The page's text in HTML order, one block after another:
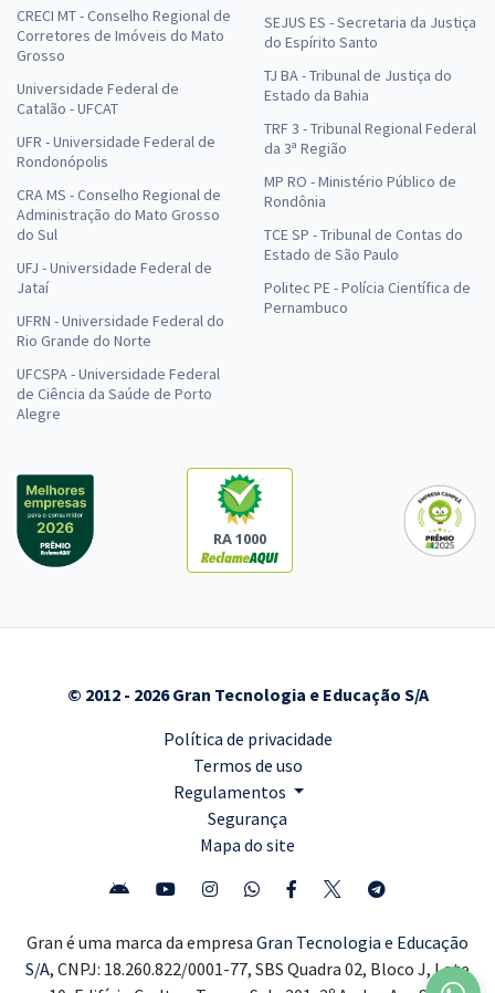
CRECI MT - Conselho Regional de
Corretores de Imóveis do Mato
Grosso
Universidade Federal de
Catalão - UFCAT
UFR - Universidade Federal de
Rondonópolis
CRA MS - Conselho Regional de
Administração do Mato Grosso
do Sul
UFJ - Universidade Federal de
Jataí
UFRN - Universidade Federal do
Rio Grande do Norte
UFCSPA - Universidade Federal
de Ciência da Saúde de Porto
Alegre
SEJUS ES - Secretaria da Justiça
do Espírito Santo
TJ BA - Tribunal de Justiça do
Estado da Bahia
TRF 3 - Tribunal Regional Federal
da 3ª Região
MP RO - Ministério Público de
Rondônia
TCE SP - Tribunal de Contas do
Estado de São Paulo
Politec PE - Polícia Científica de
Pernambuco
RA 1000
© 2012 - 2026 Gran Tecnologia e Educação S/A
Política de privacidade
Termos de uso
Regulamentos
Segurança
Mapa do site
Gran é uma marca da empresa Gran Tecnologia e Educação
S/A, CNPJ: 18.260.822/0001-77, SBS Quadra 02, Bloco J, Lote